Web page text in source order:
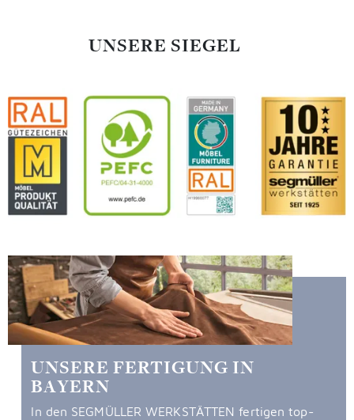
UNSERE SIEGEL
UNSERE FERTIGUNG IN
BAYERN
In den SEGMÜLLER WERKSTÄTTEN fertigen top-